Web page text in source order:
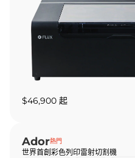
$46,900 起
Ador熱門
世界首創彩色列印雷射切割機